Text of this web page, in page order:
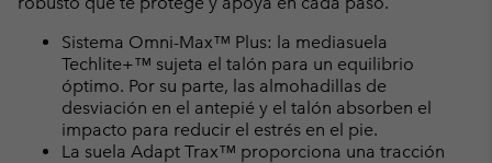
Sistema Omni-Max™ Plus: la mediasuela
Techlite+™ sujeta el talón para un equilibrio
óptimo. Por su parte, las almohadillas de
desviación en el antepié y el talón absorben el
impacto para reducir el estrés en el pie.
La suela Adapt Trax™ proporciona una tracción